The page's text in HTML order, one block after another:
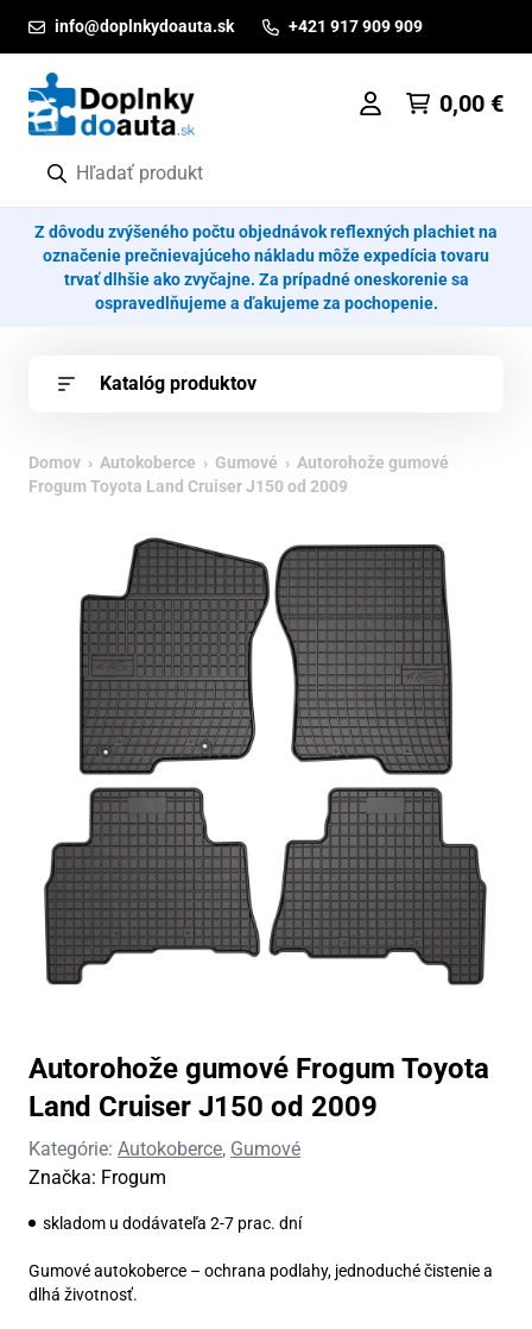
info@doplnkydoauta.sk +421 917 909 909
0,00 €
Z dôvodu zvýšeného počtu objednávok reflexných plachiet na
označenie prečnievajúceho nákladu môže expedícia tovaru
trvať dlhšie ako zvyčajne. Za prípadné oneskorenie sa
ospravedlňujeme a ďakujeme za pochopenie.
Katalóg produktov
Domov › Autokoberce › Gumové › Autorohože gumové
Frogum Toyota Land Cruiser J150 od 2009
Autorohože gumové Frogum Toyota
Land Cruiser J150 od 2009
Kategórie: Autokoberce, Gumové
Značka: Frogum
skladom u dodávateľa 2-7 prac. dní
Gumové autokoberce – ochrana podlahy, jednoduché čistenie a
dlhá životnosť.